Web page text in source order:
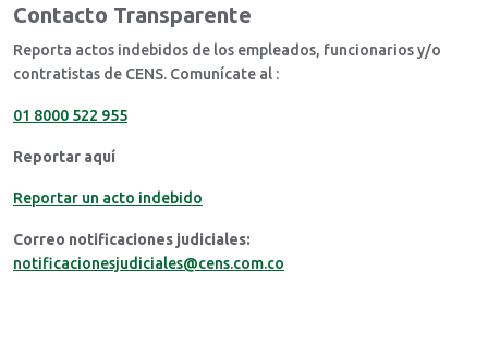
Contacto Transparente
Reporta actos indebidos de los empleados, funcionarios y/o
contratistas de CENS. Comunícate al :
01 8000 522 955
Reportar aquí
Reportar un acto indebido
Correo notificaciones judiciales:
notificacionesjudiciales@cens.com.co